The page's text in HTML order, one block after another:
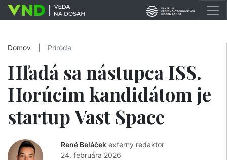
Domov Príroda
Hľadá sa nástupca ISS.
Horúcim kandidátom je
startup Vast Space
René Beláček externý redaktor
24. februára 2026